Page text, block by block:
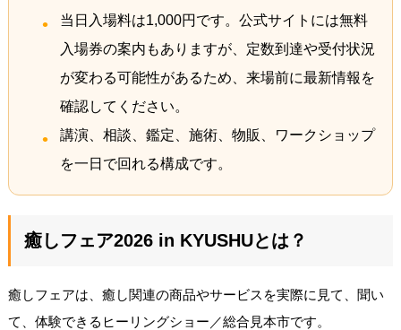
当日入場料は1,000円です。公式サイトには無料
入場券の案内もありますが、定数到達や受付状況
が変わる可能性があるため、来場前に最新情報を
確認してください。
講演、相談、鑑定、施術、物販、ワークショップ
を一日で回れる構成です。
癒しフェア2026 in KYUSHUとは？
癒しフェアは、癒し関連の商品やサービスを実際に見て、聞い
て、体験できるヒーリングショー／総合見本市です。